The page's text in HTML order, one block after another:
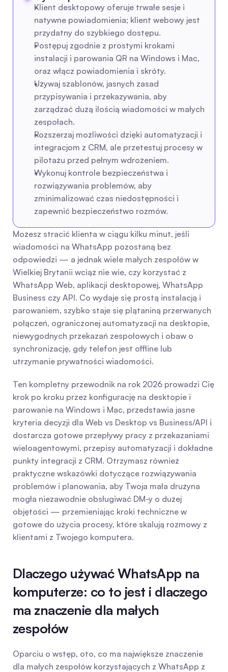
Klient desktopowy oferuje trwałe sesje i
natywne powiadomienia; klient webowy jest
przydatny do szybkiego dostępu.
Postępuj zgodnie z prostymi krokami
instalacji i parowania QR na Windows i Mac,
oraz włącz powiadomienia i skróty.
Używaj szablonów, jasnych zasad
przypisywania i przekazywania, aby
zarządzać dużą ilością wiadomości w małych
zespołach.
Rozszerzaj możliwości dzięki automatyzacji i
integracjom z CRM, ale przetestuj procesy w
pilotażu przed pełnym wdrożeniem.
Wykonuj kontrole bezpieczeństwa i
rozwiązywania problemów, aby
zminimalizować czas niedostępności i
zapewnić bezpieczeństwo rozmów.
Możesz stracić klienta w ciągu kilku minut, jeśli
wiadomości na WhatsApp pozostaną bez
odpowiedzi — a jednak wiele małych zespołów w
Wielkiej Brytanii wciąż nie wie, czy korzystać z
WhatsApp Web, aplikacji desktopowej, WhatsApp
Business czy API. Co wydaje się prostą instalacją i
parowaniem, szybko staje się plątaniną przerwanych
połączeń, ograniczonej automatyzacji na desktopie,
niewygodnych przekazań zespołowych i obaw o
synchronizację, gdy telefon jest offline lub
utrzymanie prywatności wiadomości.
Ten kompletny przewodnik na rok 2026 prowadzi Cię
krok po kroku przez konfigurację na desktopie i
parowanie na Windows i Mac, przedstawia jasne
kryteria decyzji dla Web vs Desktop vs Business/API i
dostarcza gotowe przepływy pracy z przekazaniami
wieloagentowymi, przepisy automatyzacji i dokładne
punkty integracji z CRM. Otrzymasz również
praktyczne wskazówki dotyczące rozwiązywania
problemów i planowania, aby Twoja mała drużyna
mogła niezawodnie obsługiwać DM-y o dużej
objętości — przemieniając kroki techniczne w
gotowe do użycia procesy, które skalują rozmowy z
klientami z Twojego komputera.
Dlaczego używać WhatsApp na
komputerze: co to jest i dlaczego
ma znaczenie dla małych
zespołów
Oparciu o wstęp, oto, co ma największe znaczenie
dla małych zespołów korzystających z WhatsApp z